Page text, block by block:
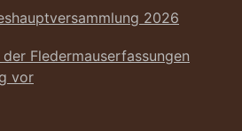
2026
Fledermauserfassungen
vor